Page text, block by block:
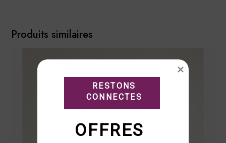
Produits similaires
RESTONS
CONNECTES
OFFRES